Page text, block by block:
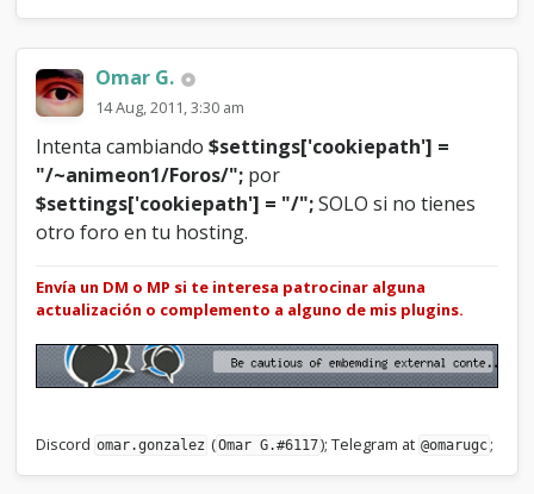
Omar G.
14 Aug, 2011, 3:30 am
Intenta cambiando$settings['cookiepath'] =
"/~animeon1/Foros/"; por
$settings['cookiepath'] = "/";SOLO si no tienes
otro foro en tu hosting.
Envía un DM o MP si te interesa patrocinar alguna
actualización o complemento a alguno de mis plugins.
Discord omar.gonzalez (Omar G.#6117); Telegram at @omarugc ;